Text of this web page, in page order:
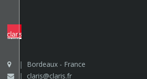
Bordeaux - France
claris@claris.fr